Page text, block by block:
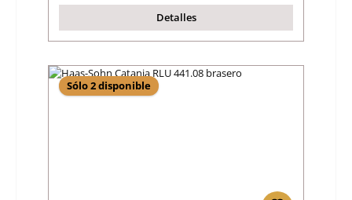
Detalles
Sólo 2 disponible